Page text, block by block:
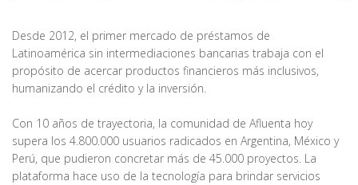
Desde 2012, el primer mercado de préstamos de
Latinoamérica sin intermediaciones bancarias trabaja con el
propósito de acercar productos financieros más inclusivos,
humanizando el crédito y la inversión.
Con 10 años de trayectoria, la comunidad de Afluenta hoy
supera los 4.800.000 usuarios radicados en Argentina, México y
Perú, que pudieron concretar más de 45.000 proyectos. La
plataforma hace uso de la tecnología para brindar servicios